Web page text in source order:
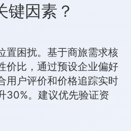
键因素？
置困扰。基于商旅需求核
价比，通过预设企业偏好
用户评价和价格追踪实时
30%。建议优先验证资